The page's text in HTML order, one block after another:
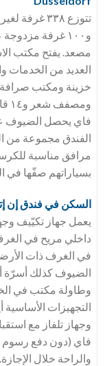
مصعد. يفتح مكتب
العديد من الخدمات
خزينة ومكتب
فاي يحصل الضيوف
الفندق مجموعة من
مرافق مناسبة
بسياراتهم صفّها في
السكن في فندق إن
يعمل جهاز تكيّيف
داخلي مريح في
في الغرف ذات
الضيوف كذلك أسرّة
وطاولة مكتب في
التجهيزات
وجهاز تلفاز مع
فاي (دون دفع رسوم
والراحة خلال